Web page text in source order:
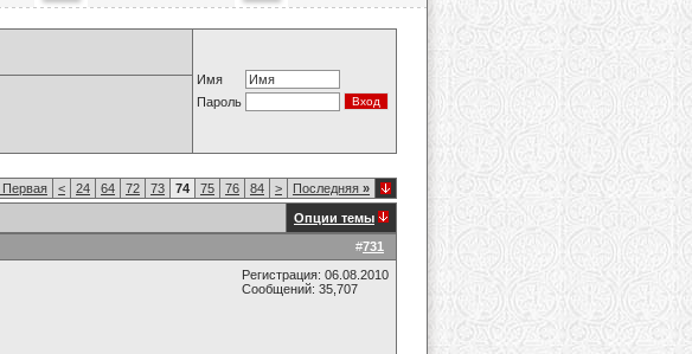
Имя
Пароль
Первая < 24 64 72 73 74 75 76 84 > Последняя »
Опции темы
#731
Регистрация: 06.08.2010
Сообщений: 35,707